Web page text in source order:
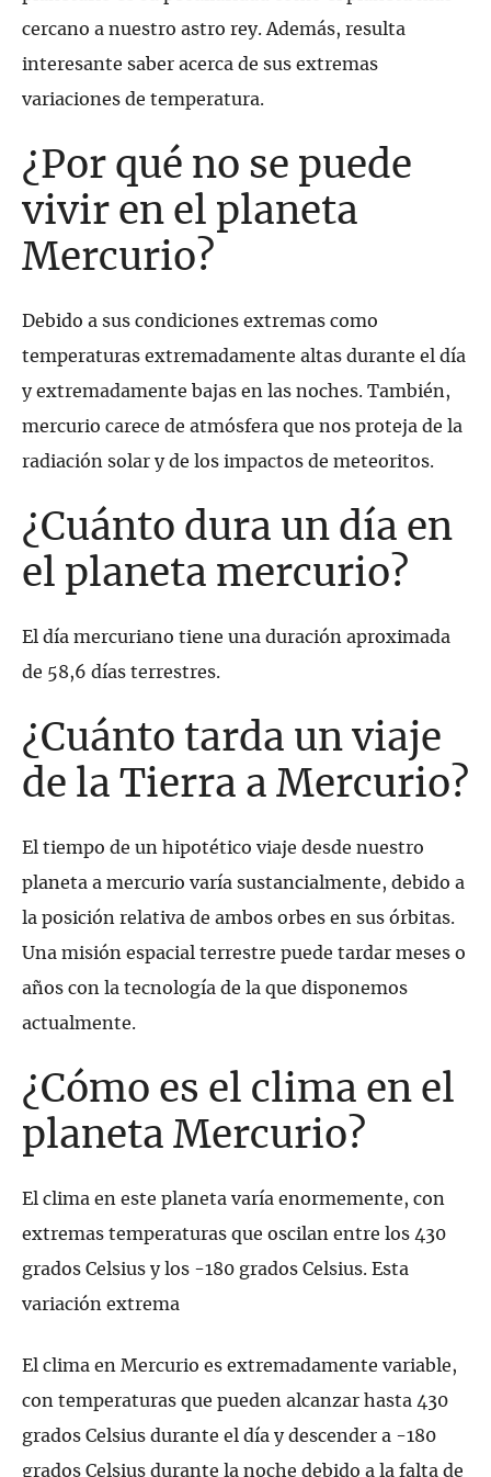
cercano a nuestro astro rey. Además, resulta
interesante saber acerca de sus extremas
variaciones de temperatura.
¿Por qué no se puede
vivir en el planeta
Mercurio?
Debido a sus condiciones extremas como
temperaturas extremadamente altas durante el día
y extremadamente bajas en las noches. También,
mercurio carece de atmósfera que nos proteja de la
radiación solar y de los impactos de meteoritos.
¿Cuánto dura un día en
el planeta mercurio?
El día mercuriano tiene una duración aproximada
de 58,6 días terrestres.
¿Cuánto tarda un viaje
de la Tierra a Mercurio?
El tiempo de un hipotético viaje desde nuestro
planeta a mercurio varía sustancialmente, debido a
la posición relativa de ambos orbes en sus órbitas.
Una misión espacial terrestre puede tardar meses o
años con la tecnología de la que disponemos
actualmente.
¿Cómo es el clima en el
planeta Mercurio?
El clima en este planeta varía enormemente, con
extremas temperaturas que oscilan entre los 430
grados Celsius y los -180 grados Celsius. Esta
variación extrema
El clima en Mercurio es extremadamente variable,
con temperaturas que pueden alcanzar hasta 430
grados Celsius durante el día y descender a -180
grados Celsius durante la noche debido a la falta de